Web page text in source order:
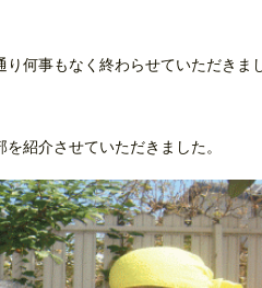
何事もなく終わらせていただき
紹介させていただきました。